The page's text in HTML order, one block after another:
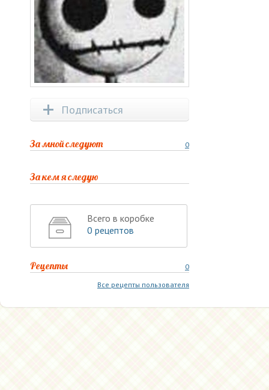
Подписаться
0
За мной следуют
За кем я следую
Всего в коробке
0 рецептов
0
Рецепты
Все рецепты пользователя